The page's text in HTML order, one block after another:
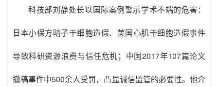
科技部刘静处长以国际案例警示学术不端的危害：
日本小保方晴子干细胞造假、美国心肌干细胞造假事件
导致科研资源浪费与信任危机；中国2017年107篇论文
撤稿事件中500余人受罚，凸显诚信监管的必要性。他介